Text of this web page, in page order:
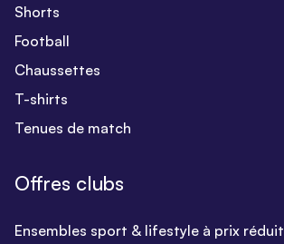
Shorts
Football
Chaussettes
T-shirts
Tenues de match
Offres clubs
Ensembles sport & lifestyle à prix réduit